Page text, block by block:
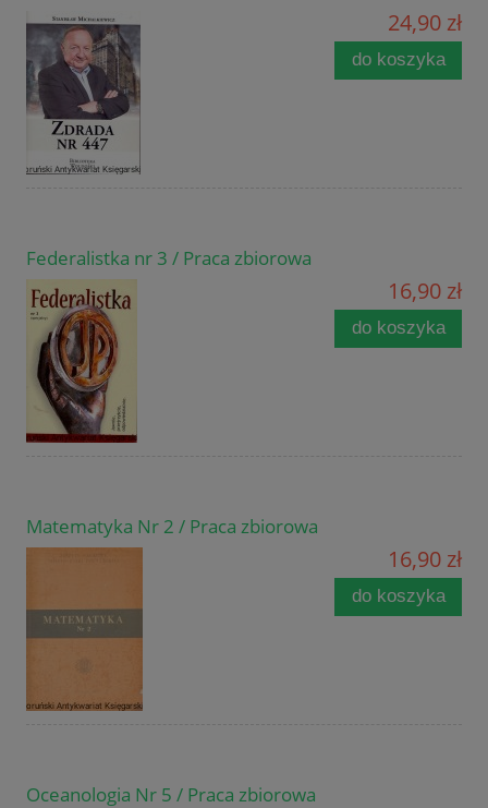
24,90 zł
do koszyka
Federalistka nr 3 / Praca zbiorowa
16,90 zł
do koszyka
Matematyka Nr 2 / Praca zbiorowa
16,90 zł
do koszyka
Oceanologia Nr 5 / Praca zbiorowa